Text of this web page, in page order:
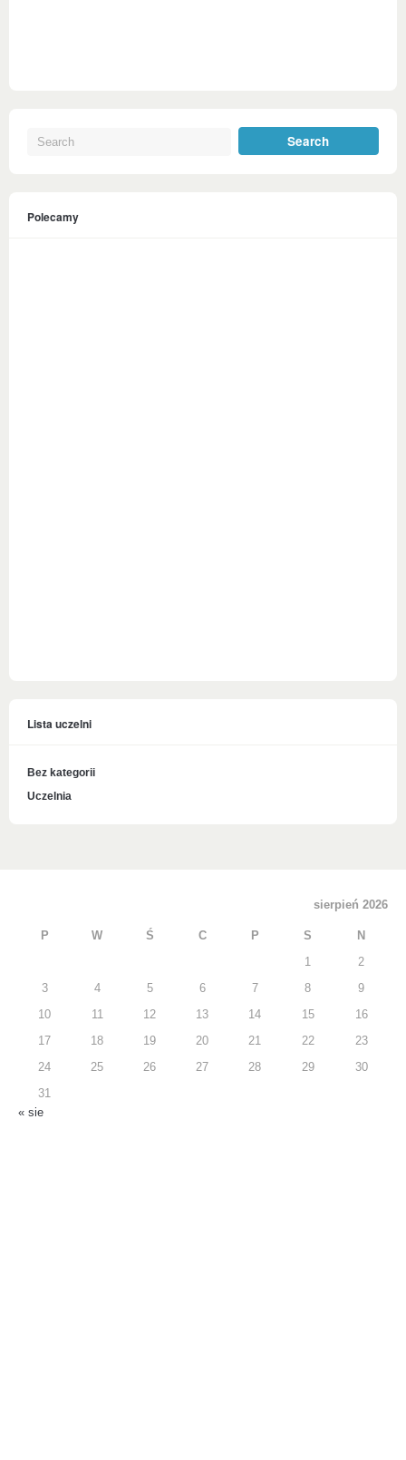
Polecamy
Lista uczelni
Bez kategorii
Uczelnia
sierpień 2026
P W Ś C P S N
1 2
3 4 5 6 7 8 9
10 11 12 13 14 15 16
17 18 19 20 21 22 23
24 25 26 27 28 29 30
31
« sie